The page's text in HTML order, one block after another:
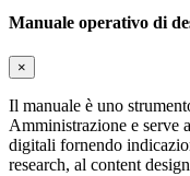
Manuale operativo di
×
Il manuale è uno
Amministrazione e serve
digitali fornendo
research, al content